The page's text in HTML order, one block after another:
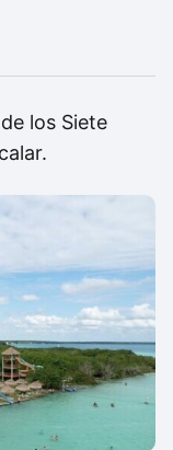
los Siete